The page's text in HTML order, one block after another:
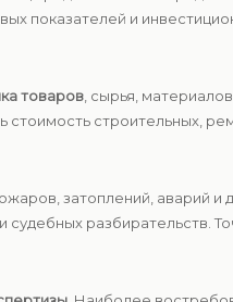
показателей и
товаров , сырья,
стоимость строительных,
затоплений, аварий и
судебных разбирательств.